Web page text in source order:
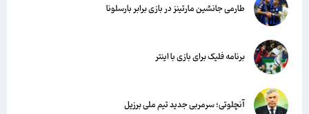
طارمی جانشین مارتینز در بازی برابر بارسلونا
برنامه فلیک برای بازی با اینتر
آنچلوتی؛ سرمربی جدید تیم ملی برزیل